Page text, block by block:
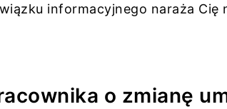
informacyjnego naraża
o zmianę